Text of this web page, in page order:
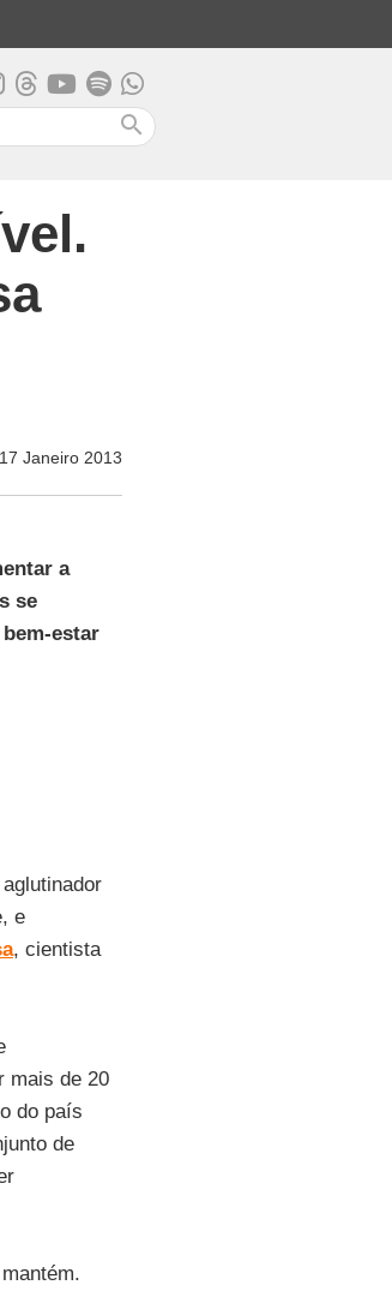
search
17 Janeiro 2013
a
se
estar
e
, cientista
mais de 20
do país
de